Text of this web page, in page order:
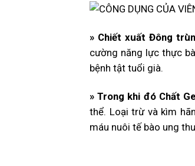
» Chiết xuất Đông
cường năng lực thực
bệnh tật tuổi già.
» Trong khi đó Chất
thể. Loại trừ và kìm
máu nuôi tế bào ung